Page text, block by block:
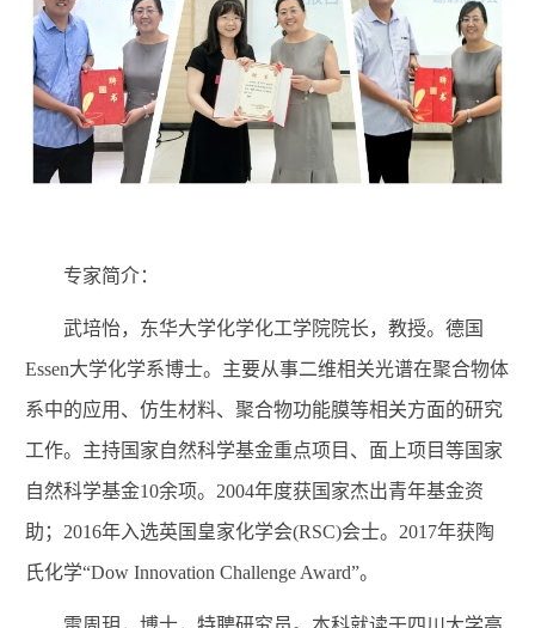
专家简介：
武培怡，东华大学化学化工学院院长，教授。德国
Essen大学化学系博士。主要从事二维相关光谱在聚合物体
系中的应用、仿生材料、聚合物功能膜等相关方面的研究
工作。主持国家自然科学基金重点项目、面上项目等国家
自然科学基金10余项。 2004年度获国家杰出青年基金资
助； 2016年入选英国皇家化学会(RSC)会士。 2017年获陶
氏化学“Dow Innovation Challenge Award”。